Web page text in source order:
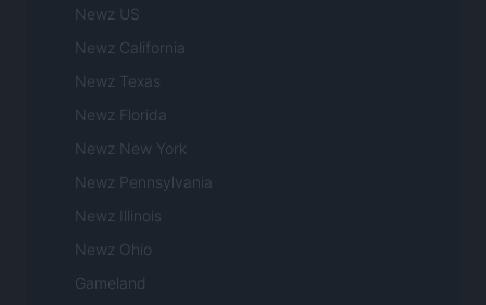
Newz US
Newz California
Newz Texas
Newz Florida
Newz New York
Newz Pennsylvania
Newz Illinois
Newz Ohio
Gameland